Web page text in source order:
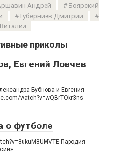
Андрей
Боярский
Губерниев Дмитрий
приколы
Евгений Ловчев
Бубнова и Евгения
watch?v=wQBrTOkr3ns
о футболе
Пародия